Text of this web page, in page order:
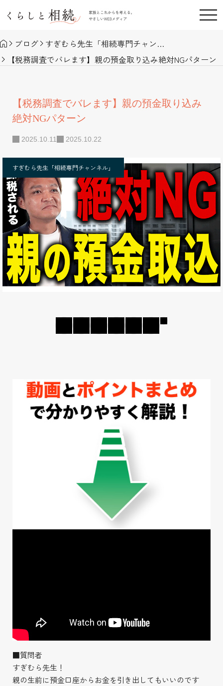
ブログ
すぎむら先生「相続専門チャンネル」
【税務調査でバレます】親の預⾦取り込み絶対NGパターン
【税務調査でバレます】親の預⾦取り込み
絶対NGパターン
2025.10.11 2025.10.22
すぎむら先生「相続専門チャンネル」
■質問者
すぎむら先生！
親の生前に預金口座からお金を引き出してもいいのです